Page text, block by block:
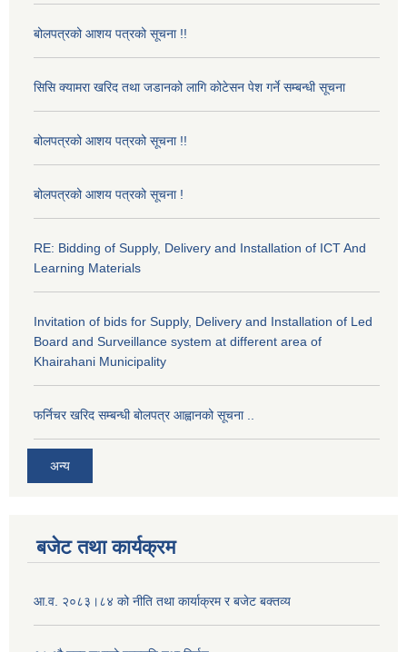
बोलपत्रको आशय पत्रको सूचना !!
सिसि क्यामरा खरिद तथा जडानको लागि कोटेसन पेश गर्ने सम्बन्धी सूचना
बोलपत्रको आशय पत्रको सूचना !!
बोलपत्रको आशय पत्रको सूचना !
RE: Bidding of Supply, Delivery and Installation of ICT And
Learning Materials
Invitation of bids for Supply, Delivery and Installation of Led
Board and Surveillance system at different area of
Khairahani Municipality
फर्निचर खरिद सम्बन्धी बोलपत्र आह्वानको सूचना ..
अन्य
बजेट तथा कार्यक्रम
आ.व. २०८३।८४ को नीति तथा कार्याक्रम र बजेट बक्तव्य